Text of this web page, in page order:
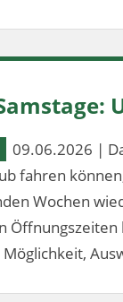
09.06.2026 |
fahren
Wochen
Öffnungszeiten